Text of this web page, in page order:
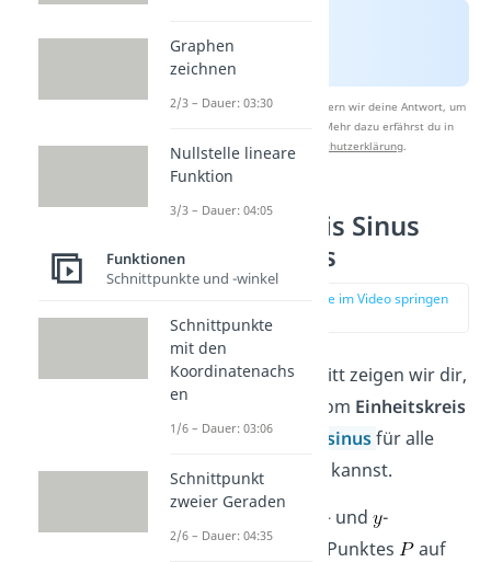
Nach Beantwortung speichern wir deine Antwort, um
Studyflix zu verbessern. Mehr dazu erfährst du in
unserer
Datenschutzerklärung
Einheitskreis Sinus
und Cosinus
zur Stelle im Video springen
In diesem Abschnitt zeigen wir dir,
wie du mit Hilfe vom Einheitskreis
denSinusund Cosinusfür alle
Winkel definieren kannst.
– und -
Koordinate eines Punktes
auf
Graphen
zeichnen
2/3 – Dauer: 03:30
Nullstelle lineare
Funktion
3/3 – Dauer: 04:05
Funktionen
Schnittpunkte und -winkel
Schnittpunkte
mit den
Koordinatenachs
en
1/6 – Dauer: 03:06
Schnittpunkt
zweier Geraden
2/6 – Dauer: 04:35